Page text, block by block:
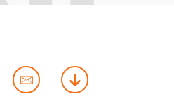
contact
download